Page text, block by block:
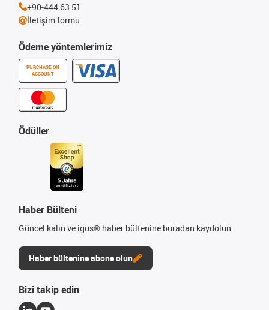
Ödeme yöntemlerimiz
PURCHASE ON
ACCOUNT
Ödüller
Haber Bülteni
Güncel kalın ve igus® haber bültenine buradan kaydolun.
Haber bültenine abone olun
+90-444 63 51
İletişim formu
Bizi takip edin